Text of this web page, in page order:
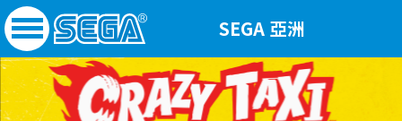
SEGA 亞洲